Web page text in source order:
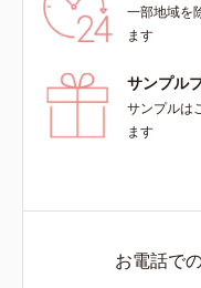
一部地域を
ます
サンプル
サンプルは
ます
お電話で